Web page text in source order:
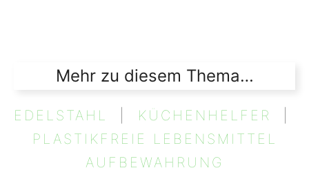
Mehr zu diesem Thema…
EDELSTAHL KÜCHENHELFER
PLASTIKFREIE LEBENSMITTEL
AUFBEWAHRUNG